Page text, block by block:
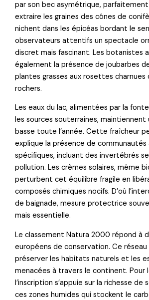
par son bec asymétrique,
extraire les graines des cônes de
nichent dans les épicéas bordant le
observateurs attentifs un spectacle
discret mais fascinant. Les botanistes
également la présence de joubarbes
plantes grasses aux rosettes charnues
rochers.
Les eaux du lac, alimentées par la
les sources souterraines,
basse toute l’année. Cette fraîcheur
explique la présence de communautés
spécifiques, incluant des invertébrés
pollution. Les crèmes solaires, même
perturbent cet équilibre fragile en
composés chimiques nocifs. D’où
de baignade, mesure protectrice
mais essentielle.
Le classement Natura 2000 répond à
européens de conservation. Ce
préserver les habitats naturels et les
menacées à travers le continent. Pour
l’inscription s’appuie sur la richesse de
ces zones humides qui stockent le